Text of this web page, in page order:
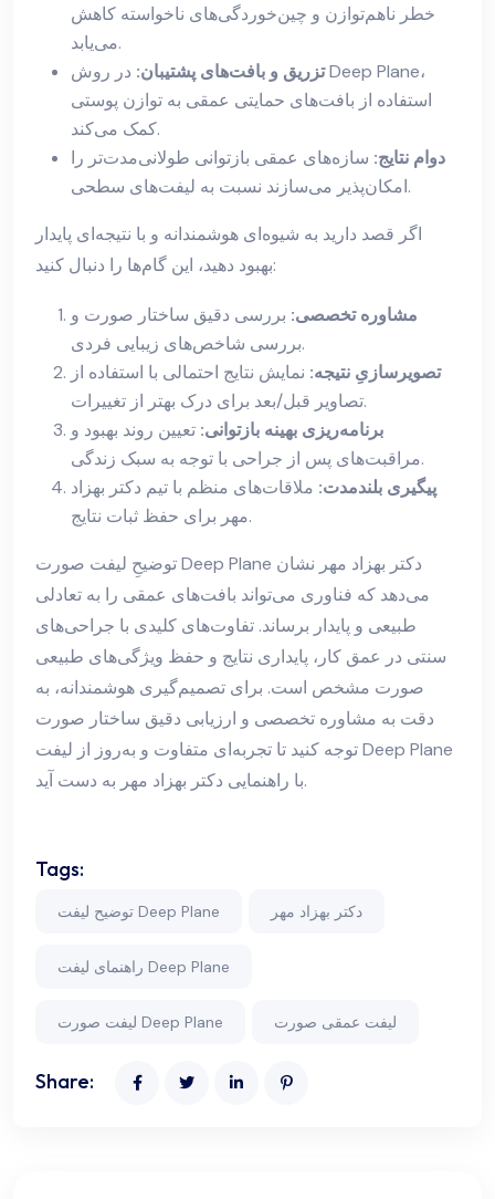
خطر ناهم‌توازن و چین‌خوردگی‌های ناخواسته کاهش
می‌یابد.
تزریق و بافت‌های پشتیبان: در روش Deep Plane،
استفاده از بافت‌های حمایتی عمقی به توازن پوستی
کمک می‌کند.
دوام نتایج: سازه‌های عمقی بازتوانی طولانی‌مدت‌تر را
امکان‌پذیر می‌سازند نسبت به لیفت‌های سطحی.
اگر قصد دارید به شیوه‌ای هوشمندانه و با نتیجه‌ای پایدار
بهبود دهید، این گام‌ها را دنبال کنید:
مشاوره تخصصی: بررسی دقیق ساختار صورت و
بررسی شاخص‌های زیبایی فردی.
تصویرسازیِ نتیجه: نمایش نتایج احتمالی با استفاده از
تصاویر قبل/بعد برای درک بهتر از تغییرات.
برنامه‌ریزی بهینه بازتوانی: تعیین روند بهبود و
مراقبت‌های پس از جراحی با توجه به سبک زندگی.
پیگیری بلندمدت: ملاقات‌های منظم با تیم دکتر بهزاد
مهر برای حفظ ثبات نتایج.
توضیحِ لیفت صورت Deep Plane دکتر بهزاد مهر نشان
می‌دهد که فناوری می‌تواند بافت‌های عمقی را به تعادلی
طبیعی و پایدار برساند. تفاوت‌های کلیدی با جراحی‌های
سنتی در عمق کار، پایداری نتایج و حفظ ویژگی‌های طبیعی
صورت مشخص است. برای تصمیم‌گیری هوشمندانه، به
دقت به مشاوره تخصصی و ارزیابی دقیق ساختار صورت
توجه کنید تا تجربه‌ای متفاوت و به‌روز از لیفت Deep Plane
با راهنمایی دکتر بهزاد مهر به دست آید.
Tags:
توضیح لیفت Deep Plane دکتر بهزاد مهر
راهنمای لیفت Deep Plane
لیفت صورت Deep Plane لیفت عمقی صورت
Share: